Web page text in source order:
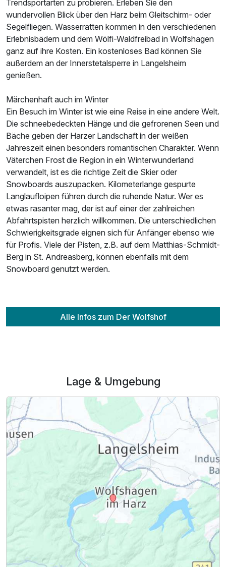
Trendsportarten zu probieren. Erleben Sie den
wundervollen Blick über den Harz beim Gleitschirm- oder
Segelfliegen. Wasserratten kommen in den verschiedenen
Erlebnisbädern und dem Wölfi-Waldfreibad in Wolfshagen
ganz auf ihre Kosten. Ein kostenloses Bad können Sie
außerdem an der Innerstetalsperre in Langelsheim
genießen.
Märchenhaft auch im Winter
Ein Besuch im Winter ist wie eine Reise in eine andere Welt.
Die schneebedeckten Hänge und die gefrorenen Seen und
Bäche geben der Harzer Landschaft in der weißen
Jahreszeit einen besonders romantischen Charakter. Wenn
Väterchen Frost die Region in ein Winterwunderland
verwandelt, ist es die richtige Zeit die Skier oder
Snowboards auszupacken. Kilometerlange gespurte
Langlaufloipen führen durch die ruhende Natur. Wer es
etwas rasanter mag, der ist auf einer der zahlreichen
Abfahrtspisten herzlich willkommen. Die unterschiedlichen
Schwierigkeitsgrade eignen sich für Anfänger ebenso wie
für Profis. Viele der Pisten, z.B. auf dem Matthias-Schmidt-
Berg in St. Andreasberg, können ebenfalls mit dem
Snowboard genutzt werden.
Alle Infos zum Der Wolfshof
Lage & Umgebung